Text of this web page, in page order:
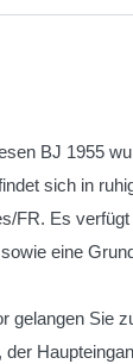
BJ 1955
sich in
FR. Es verfügt
eine
gelangen Sie